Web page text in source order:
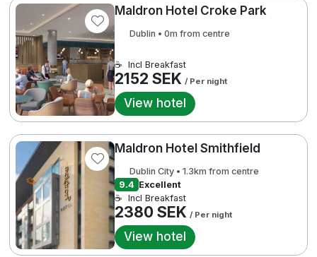
Stockholm
Göteborg
Malmö
Hela Norge
Oslo
Bergen
Hela Danmark
Maldron Hotel Croke Park
Dublin • 0m from centre
☕ Incl Breakfast
2152 SEK / Per night
View hotel
Maldron Hotel Smithfield
Dublin City • 1.3km from centre
9.4 Excellent
☕
Incl Breakfast
2380 SEK / Per night
View hotel
Kontakta ossVanliga frågor
Gift VouchersCoop.seManage Preferences
Registrera ditt hotellCookie policy & Integritetspolicy
Familjerum
Europa
Premiumhotell